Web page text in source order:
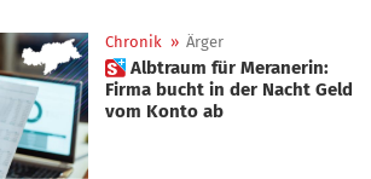
Chronik » Ärger
 Albtraum für Meranerin:
Firma bucht in der Nacht Geld
vom Konto ab